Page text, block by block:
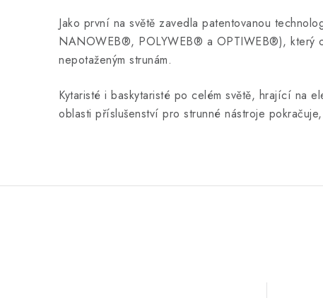
Jako první na světě zavedla patentovanou
NANOWEB®, POLYWEB® a OPTIWEB®), který
nepotaženým strunám.
Kytaristé i baskytaristé po celém světě, hrající na
oblasti příslušenství pro strunné nástroje